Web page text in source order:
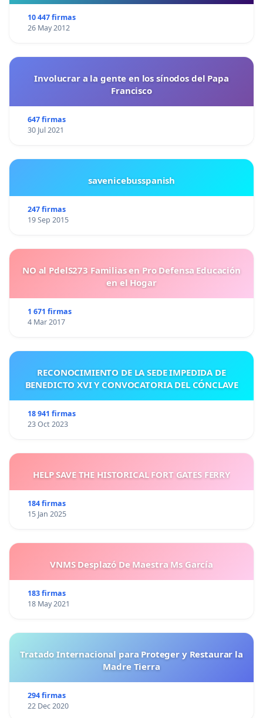
10 447 firmas
26 May 2012
Involucrar a la gente en los sínodos del Papa
Francisco
647 firmas
30 Jul 2021
savenicebusspanish
247 firmas
19 Sep 2015
NO al PdelS273 Familias en Pro Defensa Educación
en el Hogar
1 671 firmas
4 Mar 2017
RECONOCIMIENTO DE LA SEDE IMPEDIDA DE
BENEDICTO XVI Y CONVOCATORIA DEL CÓNCLAVE
18 941 firmas
23 Oct 2023
HELP SAVE THE HISTORICAL FORT GATES FERRY
184 firmas
15 Jan 2025
VNMS Desplazó De Maestra Ms García
183 firmas
18 May 2021
Tratado Internacional para Proteger y Restaurar la
Madre Tierra
294 firmas
22 Dec 2020